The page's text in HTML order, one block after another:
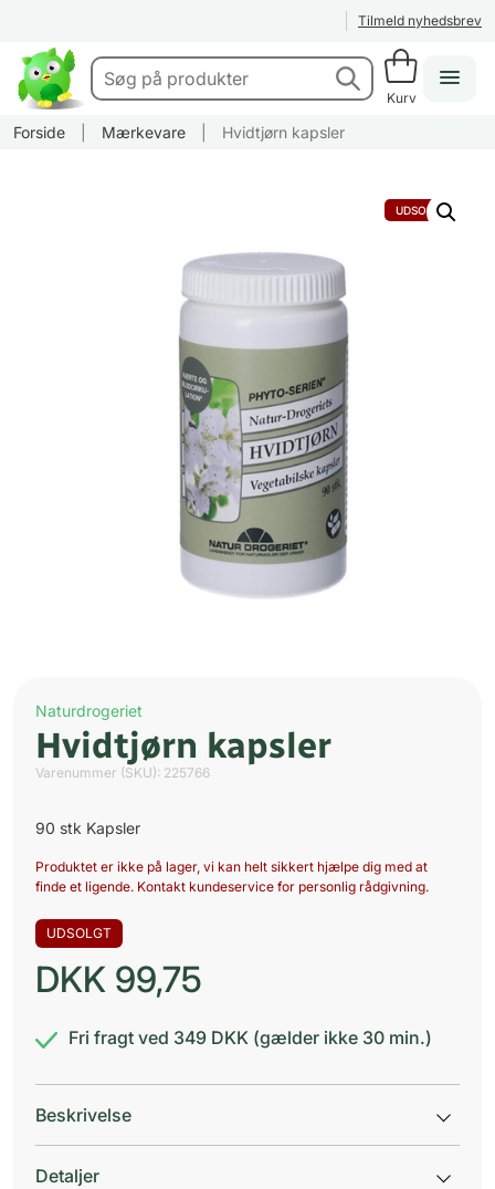
Tilmeld nyhedsbrev
Kurv
Forside Mærkevare Hvidtjørn kapsler
UDSOLGT
Naturdrogeriet
Hvidtjørn kapsler
Varenummer (SKU): 225766
90 stk Kapsler
Produktet er ikke på lager, vi kan helt sikkert hjælpe dig med at
finde et ligende. Kontakt kundeservice for personlig rådgivning.
UDSOLGT
DKK 99,75
Fri fragt ved 349 DKK (gælder ikke 30 min.)
Beskrivelse
Detaljer